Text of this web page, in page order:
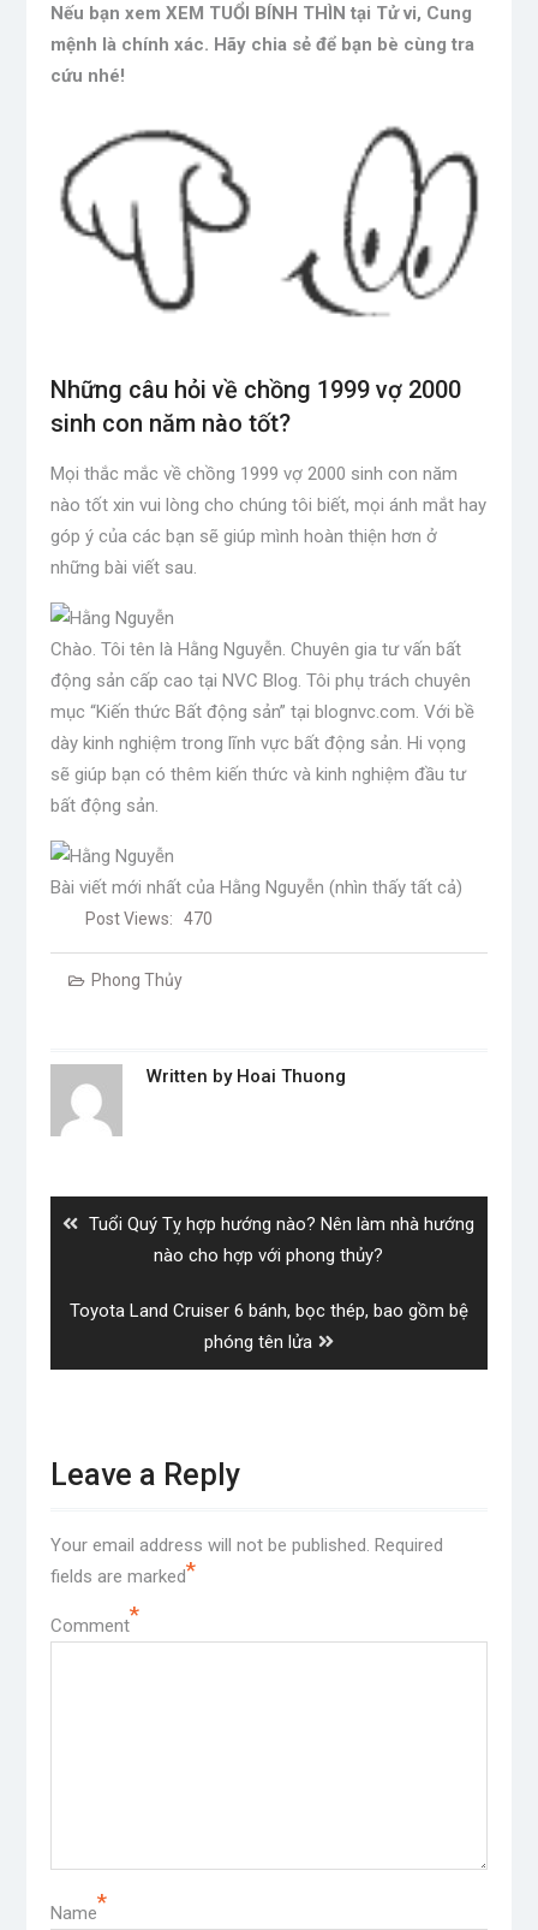
Nếu bạn xem XEM TUỔI BÍNH THÌN tại Tử vi, Cung
mệnh là chính xác. Hãy chia sẻ để bạn bè cùng tra
cứu nhé!
Những câu hỏi về chồng 1999 vợ 2000
sinh con năm nào tốt?
Mọi thắc mắc về chồng 1999 vợ 2000 sinh con năm
nào tốt xin vui lòng cho chúng tôi biết, mọi ánh mắt hay
góp ý của các bạn sẽ giúp mình hoàn thiện hơn ở
những bài viết sau.
Chào. Tôi tên là Hằng Nguyễn. Chuyên gia tư vấn bất
động sản cấp cao tại NVC Blog. Tôi phụ trách chuyên
mục “Kiến thức Bất động sản” tại blognvc.com. Với bề
dày kinh nghiệm trong lĩnh vực bất động sản. Hi vọng
sẽ giúp bạn có thêm kiến ​​thức và kinh nghiệm đầu tư
bất động sản.
Bài viết mới nhất của Hằng Nguyễn (nhìn thấy tất cả)
Post Views: 470
Phong Thủy
Written by Hoai Thuong
Previous
Tuổi Quý Tỵ hợp hướng nào? Nên làm nhà hướng
nào cho hợp với phong thủy?
Next
Toyota Land Cruiser 6 bánh, bọc thép, bao gồm bệ
phóng tên lửa
Leave a Reply
Your email address will not be published. Required
fields are marked*
Comment*
Name*